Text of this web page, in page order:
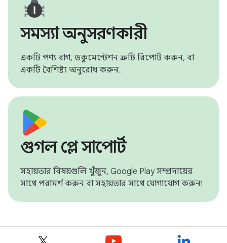
সমস্যা অনুসরণকারী
একটি পণ্য বাগ, ডকুমেন্টেশন ত্রুটি রিপোর্ট করুন, বা
একটি বৈশিষ্ট্য অনুরোধ করুন.
গুগল প্লে সাপোর্ট
সহায়তার বিষয়গুলি খুঁজুন, Google Play সম্প্রদায়ের
সাথে পরামর্শ করুন বা সহায়তার সাথে যোগাযোগ করুন৷